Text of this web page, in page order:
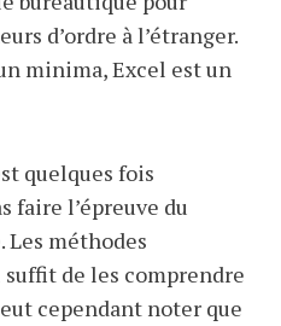
d’ordre à l’étranger.
minima, Excel est un
quelques fois
faire l’épreuve du
méthodes
de les comprendre
cependant noter que